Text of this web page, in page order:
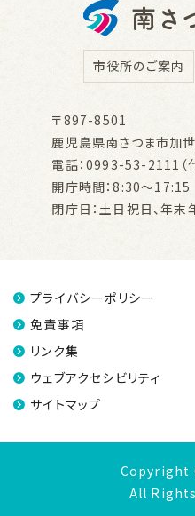
市役所のご案内
〒897-8501
鹿児島県南さつま市加
電話：0993-53-2111（
開庁時間：8:30～17:15
閉庁日：土日祝日、年末
プライバシーポリシー
免責事項
リンク集
ウェブアクセシビリティ
サイトマップ
Copyright
All